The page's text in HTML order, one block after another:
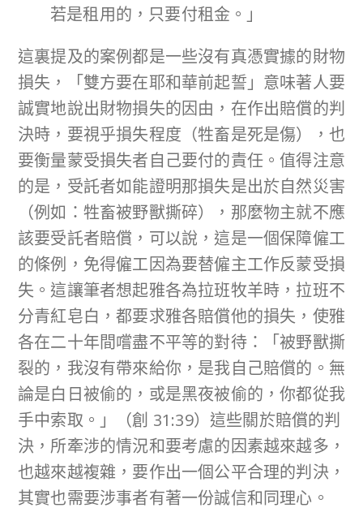
若是租用的，只要付租金。」
這裏提及的案例都是一些沒有真憑實據的財物
損失，「雙方要在耶和華前起誓」意味著人要
誠實地說出財物損失的因由，在作出賠償的判
決時，要視乎損失程度（牲畜是死是傷），也
要衡量蒙受損失者自己要付的責任。值得注意
的是，受託者如能證明那損失是出於自然災害
（例如：牲畜被野獸撕碎），那麼物主就不應
該要受託者賠償，可以說，這是一個保障僱工
的條例，免得僱工因為要替僱主工作反蒙受損
失。這讓筆者想起雅各為拉班牧羊時，拉班不
分青紅皂白，都要求雅各賠償他的損失，使雅
各在二十年間嚐盡不平等的對待：「被野獸撕
裂的，我沒有帶來給你，是我自己賠償的。無
論是白日被偷的，或是黑夜被偷的，你都從我
手中索取。」（創 31:39）這些關於賠償的判
決，所牽涉的情況和要考慮的因素越來越多，
也越來越複雜，要作出一個公平合理的判決，
其實也需要涉事者有著一份誠信和同理心。